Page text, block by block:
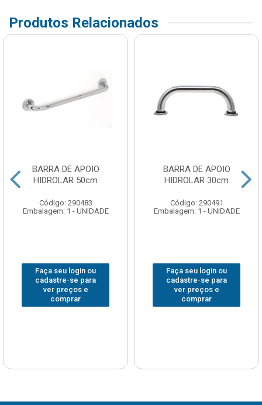
Produtos Relacionados
BARRA DE APOIO
HIDROLAR 50cm
Código: 290483
Embalagem: 1 - UNIDADE
Faça seu login ou
cadastre-se para
ver preços e
comprar
BARRA DE APOIO
HIDROLAR 30cm
Código: 290491
Embalagem: 1 - UNIDADE
Faça seu login ou
cadastre-se para
ver preços e
comprar